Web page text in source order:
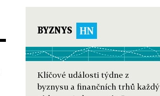
BYZNYS
Klíčové události týdne z
byznysu a finančních trhů každý